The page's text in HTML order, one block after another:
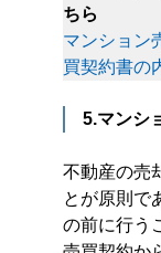
ちら
マンション
買契約書の
5.マンシ
不動産の売
とが原則で
の前に行う